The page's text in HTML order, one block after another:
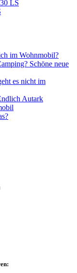
LS
im Wohnmobil?
Schöne neue
es nicht im
Autark